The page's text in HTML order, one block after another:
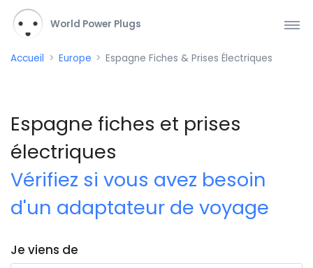
World Power Plugs
Accueil Europe Espagne Fiches & Prises Électriques
Espagne fiches et prises
électriques
Vérifiez si vous avez besoin
d'un adaptateur de voyage
Je viens de